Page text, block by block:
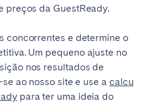
preços da GuestReady.
concorrentes e determine o
Um pequeno ajuste no
nos resultados de
ao nosso site e use a calcu
para ter uma ideia do